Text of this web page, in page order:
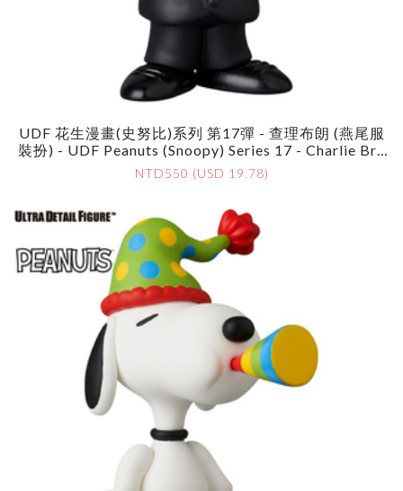
UDF 花生漫畫(史努比)系列 第17彈 - 查理布朗 (燕尾服
裝扮) - UDF Peanuts (Snoopy) Series 17 - Charlie Bro
Wn (Tuxedo Ver.)
NTD550 (USD 19.78)